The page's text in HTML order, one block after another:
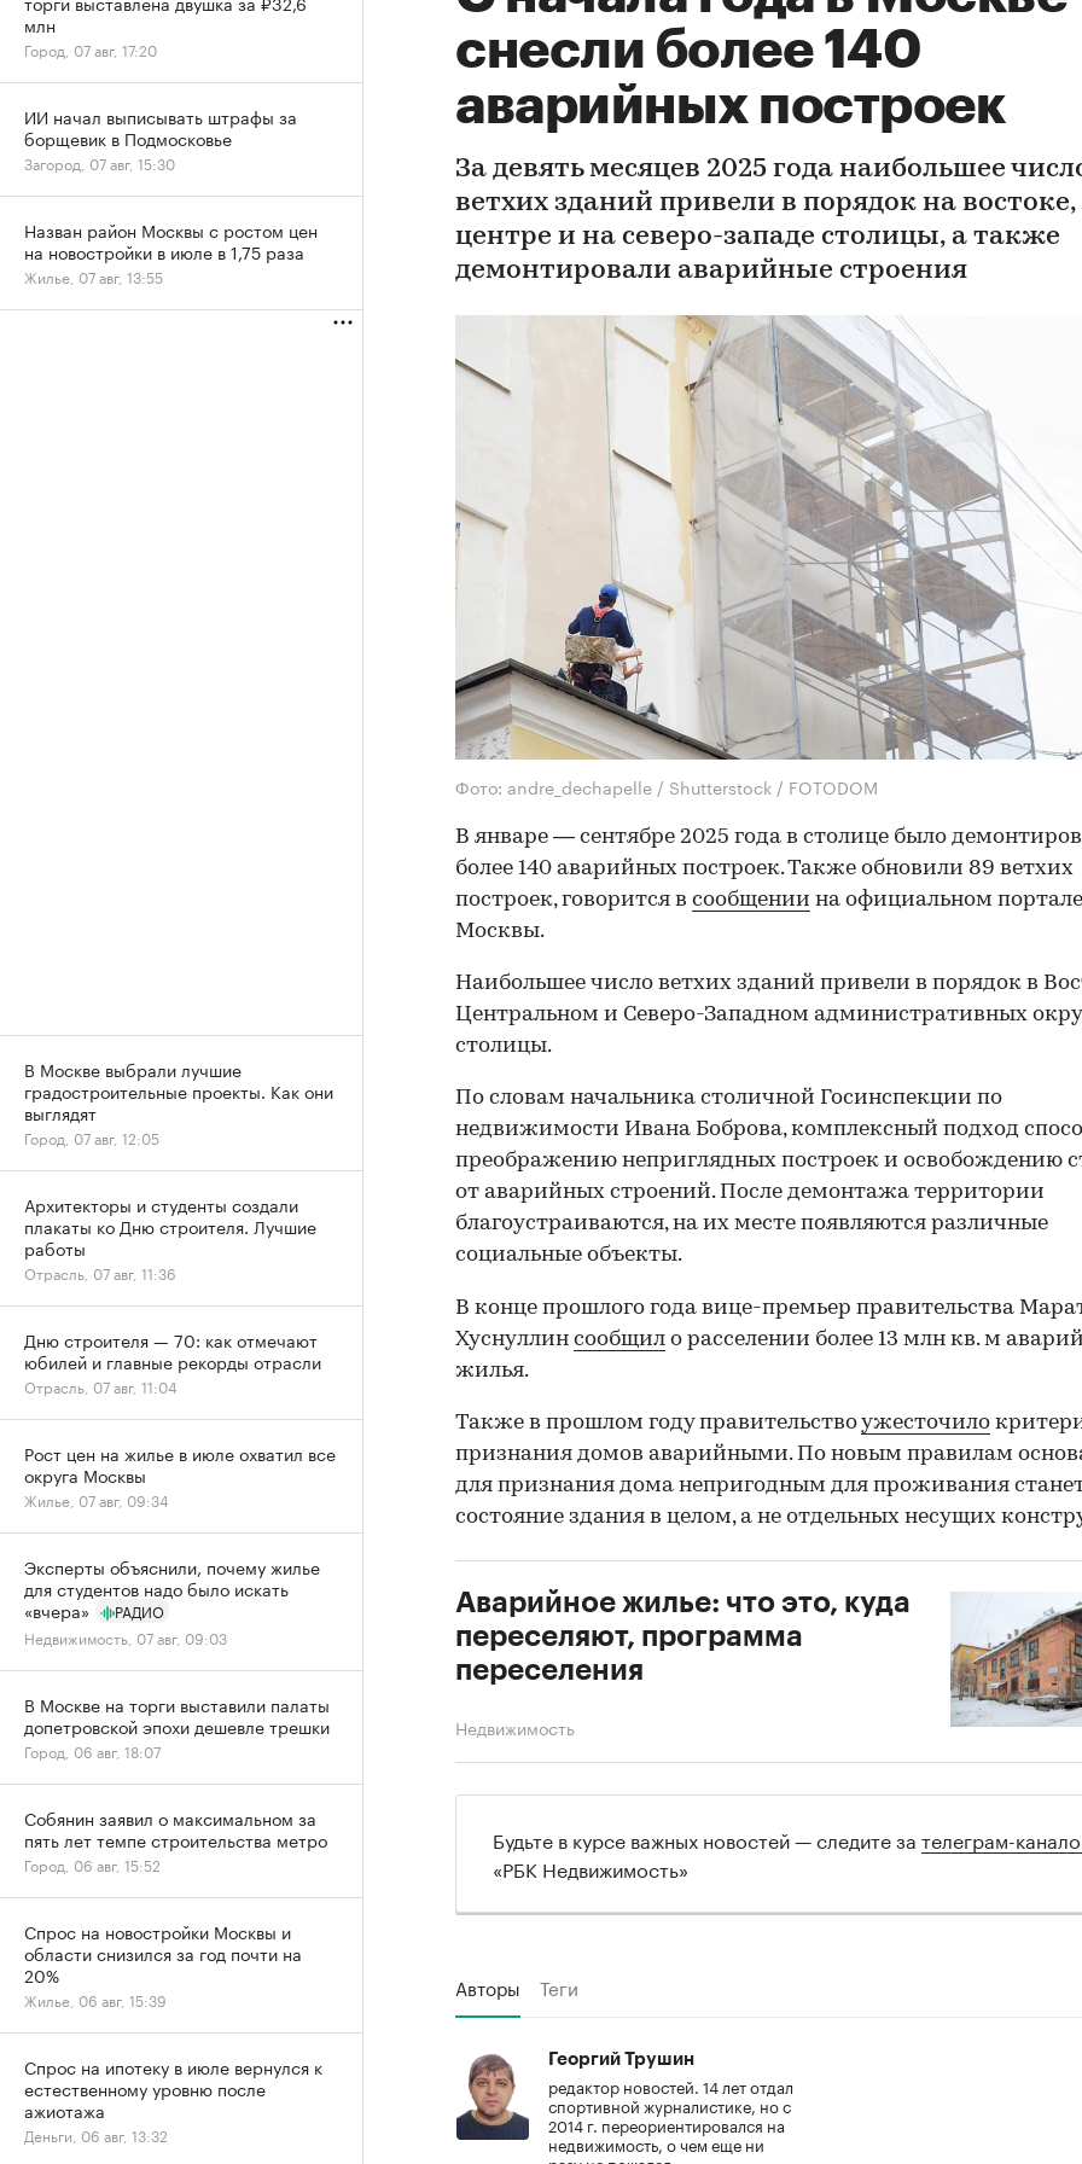
снесли более 140
аварийных построек
За девять месяцев 2025 года наибольшее
ветхих зданий привели в порядок на востоке,
центре и на северо-западе столицы, а также
демонтировали аварийные строения
Фото: andre_dechapelle / Shutterstock / FOTODOM
В январе — сентябре 2025 года в столице было
более 140 аварийных построек. Также обновили 89 ветхих
построек, говорится в сообщении на официальном
Москвы.
Наибольшее число ветхих зданий привели в порядок в
Центральном и Северо-Западном административных
столицы.
По словам начальника столичной Госинспекции по
недвижимости Ивана Боброва, комплексный подход
преображению неприглядных построек и освобождению
от аварийных строений. После демонтажа территории
благоустраиваются, на их месте появляются различные
социальные объекты.
В конце прошлого года вице-премьер правительства
Хуснуллин сообщил о расселении более 13 млн кв. м
жилья.
Также в прошлом году правительствоужесточило
признания домов аварийными. По новым правилам
для признания дома непригодным для проживания
состояние здания в целом, а не отдельных несущих
Аварийное жилье: что это, куда
переселяют, программа
переселения
Недвижимость
Будьте в курсе важных новостей — следите за телеграм-
«РБК Недвижимость»
Авторы Теги
Георгий Трушин
редактор новостей. 14 лет отдал
спортивной журналистике, но с
2014 г. переориентировался на
недвижимость, о чем еще ни
млн
Город, 07 авг, 17:20
ИИ начал выписывать штрафы за
борщевик в Подмосковье
Загород, 07 авг, 15:30
Назван район Москвы с ростом цен
на новостройки в июле в 1,75 раза
Жилье, 07 авг, 13:55
В Москве выбрали лучшие
градостроительные проекты. Как они
выглядят
Город, 07 авг, 12:05
Архитекторы и студенты создали
плакаты ко Дню строителя. Лучшие
работы
Отрасль, 07 авг, 11:36
Дню строителя — 70: как отмечают
юбилей и главные рекорды отрасли
Отрасль, 07 авг, 11:04
Рост цен на жилье в июле охватил все
округа Москвы
Жилье, 07 авг, 09:34
Эксперты объяснили, почему жилье
для студентов надо было искать
«вчера»
РАДИО
Недвижимость, 07 авг, 09:03
В Москве на торги выставили палаты
допетровской эпохи дешевле трешки
Город, 06 авг, 18:07
Собянин заявил о максимальном за
пять лет темпе строительства метро
Город, 06 авг, 15:52
Спрос на новостройки Москвы и
области снизился за год почти на
20%
Жилье, 06 авг, 15:39
Спрос на ипотеку в июле вернулся к
естественному уровню после
ажиотажа
Деньги, 06 авг, 13:32